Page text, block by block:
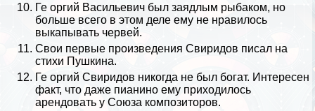
Ге opгий Васильевич был заядлым рыбаком, но
больше всего в этом деле ему не нравилось
выкапывать червей.
Свои первые произведения Свиридов писал на
стихи Пушкина.
Ге opгий Свиридов никогда не был богат. Интересен
факт, что даже пианино ему приходилось
арендовать у Союза композиторов.